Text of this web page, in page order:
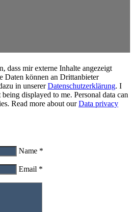
dass mir externe Inhalte angezeigt
Daten können an Drittanbieter
in unsererDatenschutzerklärung. I
displayed to me. Personal data can
Read more about ourData privacy
Name *
Email *